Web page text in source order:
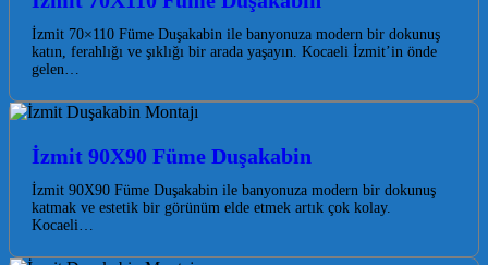
İzmit 70×110 Füme Duşakabin ile banyonuza modern bir dokunuş
katın, ferahlığı ve şıklığı bir arada yaşayın. Kocaeli İzmit’in önde
gelen…
İzmit 90X90 Füme Duşakabin
İzmit 90X90 Füme Duşakabin ile banyonuza modern bir dokunuş
katmak ve estetik bir görünüm elde etmek artık çok kolay.
Kocaeli…